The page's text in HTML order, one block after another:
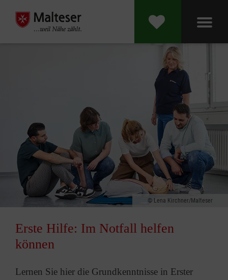
Lena Kirchner/Malteser
Erste Hilfe: Im Notfall helfen
können
Lernen Sie hier die Grundkenntnisse in Erster